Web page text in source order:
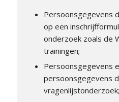
Persoonsgegevens
op een
onderzoek zoals de
trainingen;
Persoonsgegevens
persoonsgegevens
vragenlijstonderzoek;